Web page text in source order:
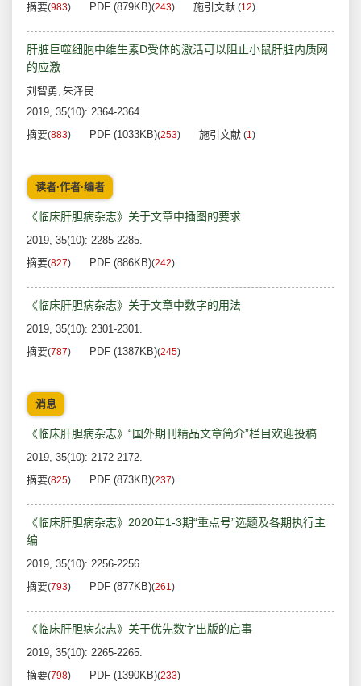
摘要(983) PDF (879KB)(243) 施引文献 (12)
肝脏巨噬细胞中维生素D受体的激活可以阻止小鼠肝脏内质网
的应激
刘智勇, 朱泽民
2019, 35(10): 2364-2364.
摘要(883) PDF (1033KB)(253) 施引文献 (1)
读者·作者·编者
《临床肝胆病杂志》关于文章中插图的要求
2019, 35(10): 2285-2285.
摘要(827) PDF (886KB)(242)
《临床肝胆病杂志》关于文章中数字的用法
2019, 35(10): 2301-2301.
摘要(787) PDF (1387KB)(245)
消息
《临床肝胆病杂志》“国外期刊精品文章简介”栏目欢迎投稿
2019, 35(10): 2172-2172.
摘要(825) PDF (873KB)(237)
《临床肝胆病杂志》2020年1-3期“重点号”选题及各期执行主
编
2019, 35(10): 2256-2256.
摘要(793) PDF (877KB)(261)
《临床肝胆病杂志》关于优先数字出版的启事
2019, 35(10): 2265-2265.
摘要(798) PDF (1390KB)(233)